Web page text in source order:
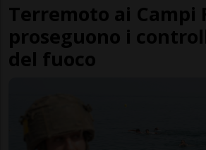
Terremoto ai Campi
proseguono i
del fuoco